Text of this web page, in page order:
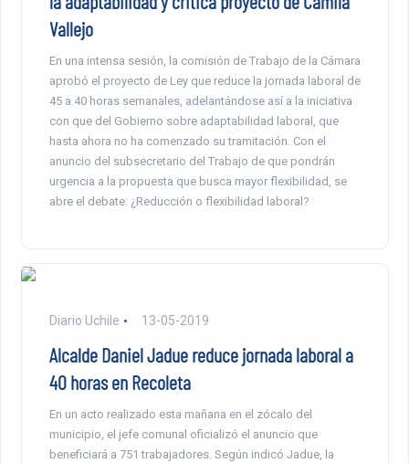
Vallejo
En una intensa sesión, la comisión de Trabajo de la Cámara
aprobó el proyecto de Ley que reduce la jornada laboral de
45 a 40 horas semanales, adelantándose así a la iniciativa
con que del Gobierno sobre adaptabilidad laboral, que
hasta ahora no ha comenzado su tramitación. Con el
anuncio del subsecretario del Trabajo de que pondrán
urgencia a la propuesta que busca mayor flexibilidad, se
abre el debate: ¿Reducción o flexibilidad laboral?
Diario Uchile 13-05-2019
Alcalde Daniel Jadue reduce jornada laboral a
40 horas en Recoleta
En un acto realizado esta mañana en el zócalo del
municipio, el jefe comunal oficializó el anuncio que
beneficiará a 751 trabajadores. Según indicó Jadue, la